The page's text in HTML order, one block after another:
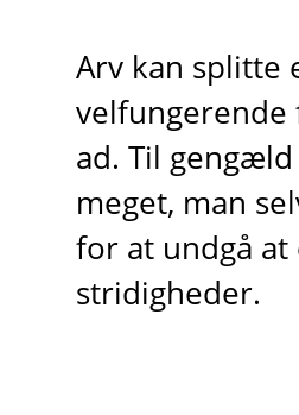
Arv kan splitte
ad. Til
meget, man
for at undgå at
stridigheder.